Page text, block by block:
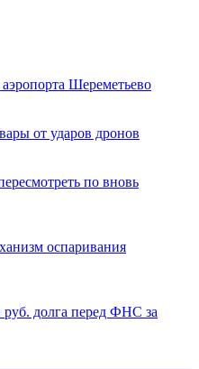
Шереметьево
от ударов дронов
по вновь
оспаривания
руб. долга перед ФНС за